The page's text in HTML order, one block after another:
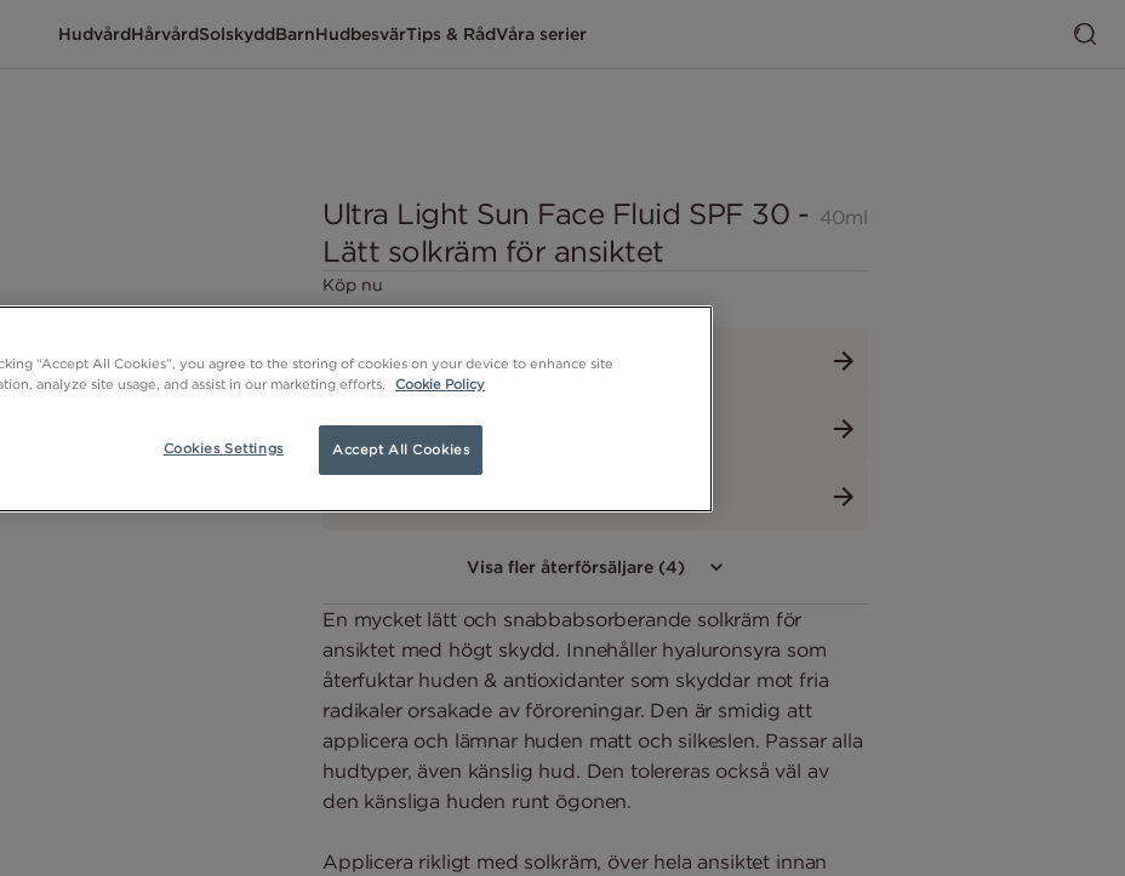
HudvårdHårvårdSolskyddBarnHudbesvärTips & RådVåra serier
Ultra Light Sun Face Fluid SPF 30 -
Lätt solkräm för ansiktet
40ml
Köp nu
Visa fler återförsäljare (4)
En mycket lätt och snabbabsorberande solkräm för
ansiktet med högt skydd. Innehåller hyaluronsyra som
återfuktar huden & antioxidanter som skyddar mot fria
radikaler orsakade av föroreningar. Den är smidig att
applicera och lämnar huden matt och silkeslen. Passar alla
hudtyper, även känslig hud. Den tolereras också väl av
den känsliga huden runt ögonen.
Applicera rikligt med solkräm, över hela ansiktet innan
“Accept All Cookies”, you agree to the storing of cookies on your device to enhance site
analyze site usage, and assist in our marketing efforts.
Cookie Policy
Cookies Settings Accept All Cookies